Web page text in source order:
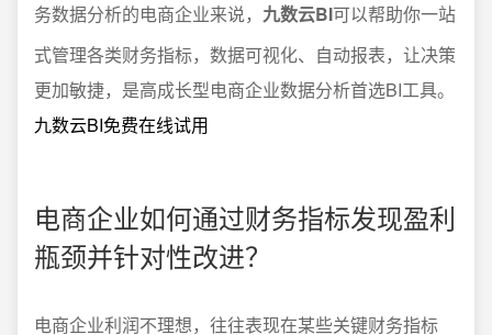
务数据分析的电商企业来说， 九数云BI可以帮助你一站
式管理各类财务指标，数据可视化、自动报表，让决策
更加敏捷，是高成长型电商企业数据分析首选BI工具。
九数云BI免费在线试用
电商企业如何通过财务指标发现盈利
瓶颈并针对性改进？
电商企业利润不理想，往往表现在某些关键财务指标